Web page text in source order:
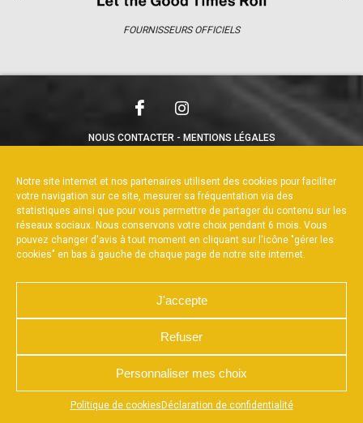
Notre site internet et nos partenaires utilisent des cookies pour faciliter
votre navigation sur ce site, mesurer sa fréquentation via des
statistiques ainsi que pour vous permettre de partager du contenu sur les
réseaux sociaux. Nous conservons votre choix pendant 6 mois. Vous
pouvez changer d'avis à tout moment en cliquant sur l'icône "gérer les
cookies" en bas à gauche de chaque page de notre site internet.
J'accepte
Refuser
Personnaliser mes choix
Politique de cookies Déclaration de confidentialité
Appuyez sur le bouton partager en bas de votre
accéder à la billetterie
FOURNISSEURS OFFICIELS
NOUS CONTACTER
MENTIONS LÉGALES
RÉALISÉ PAR L’AGENCE WEB A3WEB